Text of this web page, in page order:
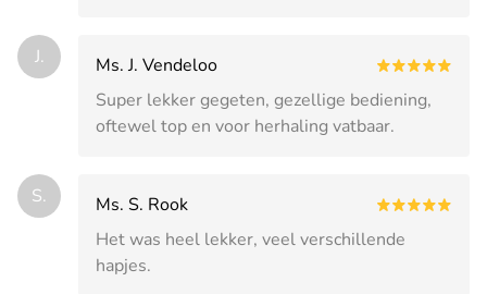
J.
Ms. J. Vendeloo
Super lekker gegeten, gezellige bediening,
oftewel top en voor herhaling vatbaar.
S.
Ms. S. Rook
Het was heel lekker, veel verschillende
hapjes.